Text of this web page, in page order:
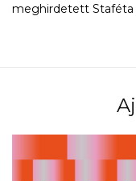
meghirdetett Staféta